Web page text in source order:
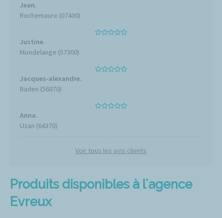
Produits disponibles à l'agence
Evreux
Jean.
Rochemaure (07400)
Justine.
Mondelange (57300)
Jacques-alexandre.
Baden (56870)
Anna.
Uzan (64370)
Voir tous les avis clients